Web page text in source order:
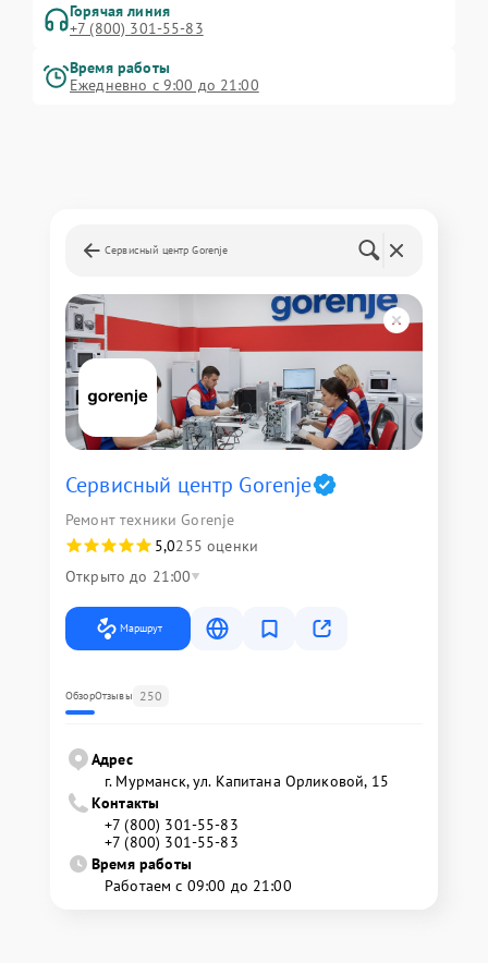
Горячая линия
+7 (800) 301-55-83
Время работы
Ежедневно с 9:00 до 21:00
Сервисный центр Gorenje
Сервисный центр Gorenje
Ремонт техники Gorenje
5,0255 оценки
Открыто до 21:00
Маршрут
ОбзорОтзывы 250
Адрес
г. Мурманск, ул. Капитана Орликовой, 15
Контакты
+7 (800) 301-55-83
+7 (800) 301-55-83
Время работы
Работаем с 09:00 до 21:00